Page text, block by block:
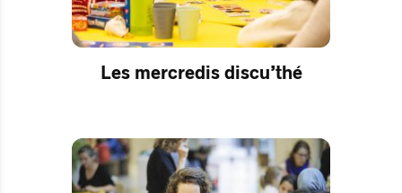
Les mercredis discu’thé